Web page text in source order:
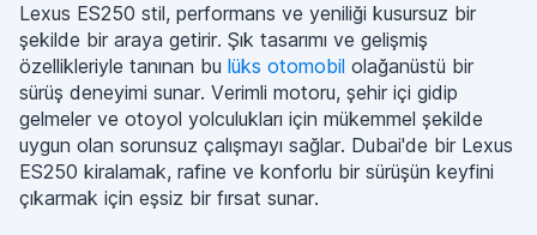
Lexus ES250 stil, performans ve yeniliği kusursuz bir
şekilde bir araya getirir. Şık tasarımı ve gelişmiş
özellikleriyle tanınan bu lüks otomobil olağanüstü bir
sürüş deneyimi sunar. Verimli motoru, şehir içi gidip
gelmeler ve otoyol yolculukları için mükemmel şekilde
uygun olan sorunsuz çalışmayı sağlar. Dubai'de bir Lexus
ES250 kiralamak, rafine ve konforlu bir sürüşün keyfini
çıkarmak için eşsiz bir fırsat sunar.